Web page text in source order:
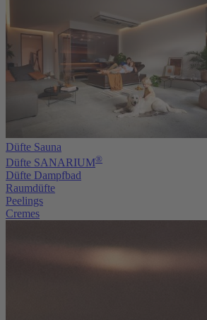
Düfte Sauna
Düfte SANARIUM®
Düfte Dampfbad
Raumdüfte
Peelings
Cremes